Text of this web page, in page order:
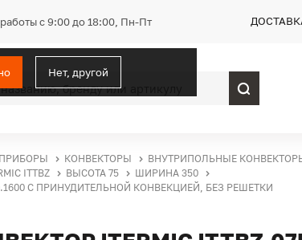
с 9:00 до 18:00, Пн-Пт
Нет, другой
КОНВЕКТОРЫ
ВНУТРИПОЛЬНЫЕ
ITTBZ ВЫСОТА 75
ШИРИНА 350
С ПРИНУДИТЕЛЬНОЙ КОНВЕКЦИЕЙ, БЕЗ РЕШЕТКИ